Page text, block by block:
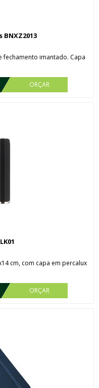
fechamento imantado. Capa
ORÇAR
cm, com capa em percalux
ORÇAR